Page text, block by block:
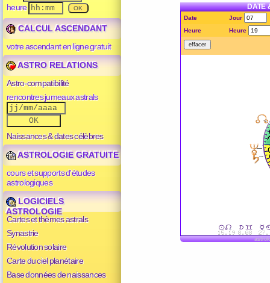
heure
CALCUL ASCENDANT
votre ascendant en ligne gratuit
ASTRO RELATIONS
Astro-compatibilité
rencontres jumeaux astrals
Naissances & dates célèbres
ASTROLOGIE GRATUITE
cours et supports d'études
astrologiques
LOGICIELS
ASTROLOGIE
Cartes et thèmes astrals
Synastrie
Révolution solaire
Carte du ciel planétaire
Base données de naissances
DATE
Date Jour
Heure
Heure